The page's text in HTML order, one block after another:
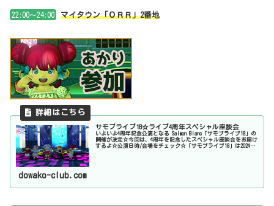
22:00～24:00 マイタウン「ＯＲＲ」2番地
サモブライブ18☆ライブ4周年スペシャル座談会
いよいよ4周年記念公演となる Salmon Blanc「サモブライブ18」の
開催が決定☆今回は、4周年を記念したスペシャル座談会をお届け
するよ☆公演日時/会場をチェック☆「サモブライブ18」は2024年
dowako-club.com